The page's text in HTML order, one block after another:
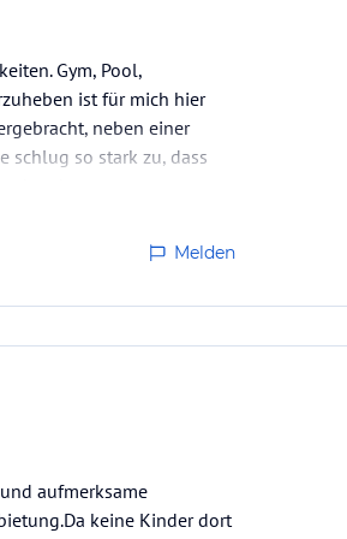
Gym, Pool,
ist für mich hier
neben einer
schlug so stark zu, dass
Melden
aufmerksame
keine Kinder dort